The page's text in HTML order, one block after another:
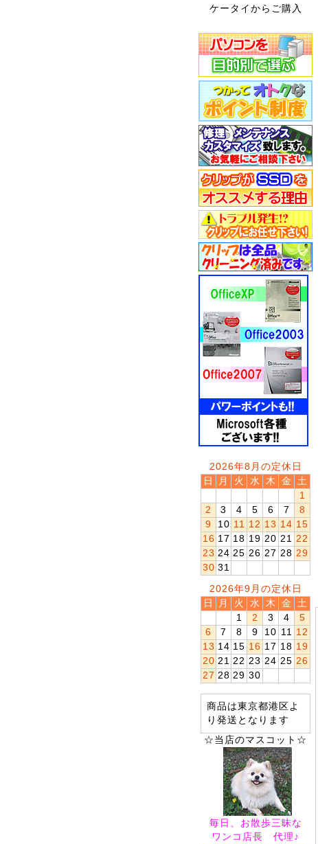
ケータイからご購入
2026年8月の定休日
日
月 火 水 木 金
土
1
2
3 4 5 6 7
8
9
10 11 12 13 14 15
16 17 18 19 20 21 22
23 24 25 26 27 28 29
30 31
2026年9月の定休日
日
月 火 水 木 金
土
1
2 3 4
5
6
7 8 9 10 11 12
13 14 15 16 17 18 19
20 21 22 23 24 25 26
27 28 29 30
商品は東京都港区よ
り発送となります
☆当店のマスコット☆
毎日、お散歩三昧な
ワンコ店長 代理♪